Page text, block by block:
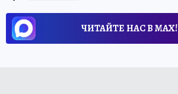
ЧИТАЙТЕ НАС В МАХ!